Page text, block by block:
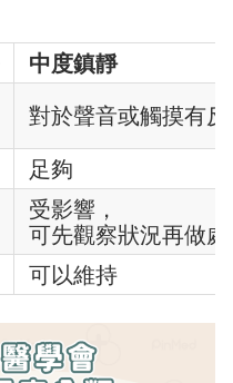
中度鎮靜
對於聲音或觸摸有
足夠
受影響，
可先觀察狀況再做
可以維持